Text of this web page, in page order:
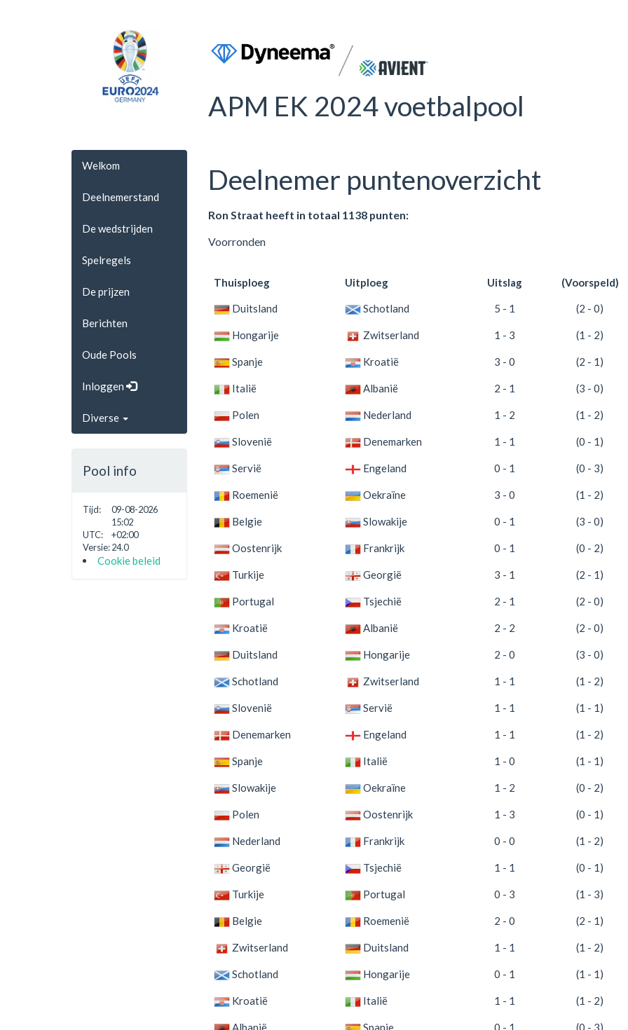
APM EK 2024 voetbalpool
Welkom
Deelnemerstand
De wedstrijden
Spelregels
De prijzen
Berichten
Oude Pools
Inloggen
Diverse
Pool info
Tijd:
09-08-2026
15:02
UTC:
+02:00
Versie:24.0
Cookie beleid
Deelnemer puntenoverzicht
Ron Straat heeft in totaal 1138 punten:
Voorronden
Thuisploeg Uitploeg Uitslag (Voorspeld)
Duitsland Schotland 5 - 1 (2 - 0)
Hongarije Zwitserland 1 - 3 (1 - 2)
Spanje Kroatië 3 - 0 (2 - 1)
Italië Albanië 2 - 1 (3 - 0)
Polen Nederland 1 - 2 (1 - 2)
Slovenië Denemarken 1 - 1 (0 - 1)
Servië Engeland 0 - 1 (0 - 3)
Roemenië Oekraïne 3 - 0 (1 - 2)
Belgie Slowakije 0 - 1 (3 - 0)
Oostenrijk Frankrijk 0 - 1 (0 - 2)
Turkije Georgië 3 - 1 (2 - 1)
Portugal Tsjechië 2 - 1 (2 - 0)
Kroatië Albanië 2 - 2 (2 - 0)
Duitsland Hongarije 2 - 0 (3 - 0)
Schotland Zwitserland 1 - 1 (1 - 2)
Slovenië Servië 1 - 1 (1 - 1)
Denemarken Engeland 1 - 1 (1 - 2)
Spanje Italië 1 - 0 (1 - 1)
Slowakije Oekraïne 1 - 2 (0 - 2)
Polen Oostenrijk 1 - 3 (0 - 1)
Nederland Frankrijk 0 - 0 (1 - 2)
Georgië Tsjechië 1 - 1 (0 - 1)
Turkije Portugal 0 - 3 (1 - 3)
Belgie Roemenië 2 - 0 (2 - 1)
Zwitserland Duitsland 1 - 1 (1 - 2)
Schotland Hongarije 0 - 1 (1 - 1)
Kroatië Italië 1 - 1 (1 - 2)
Albanië Spanje 0 - 1 (0 - 3)